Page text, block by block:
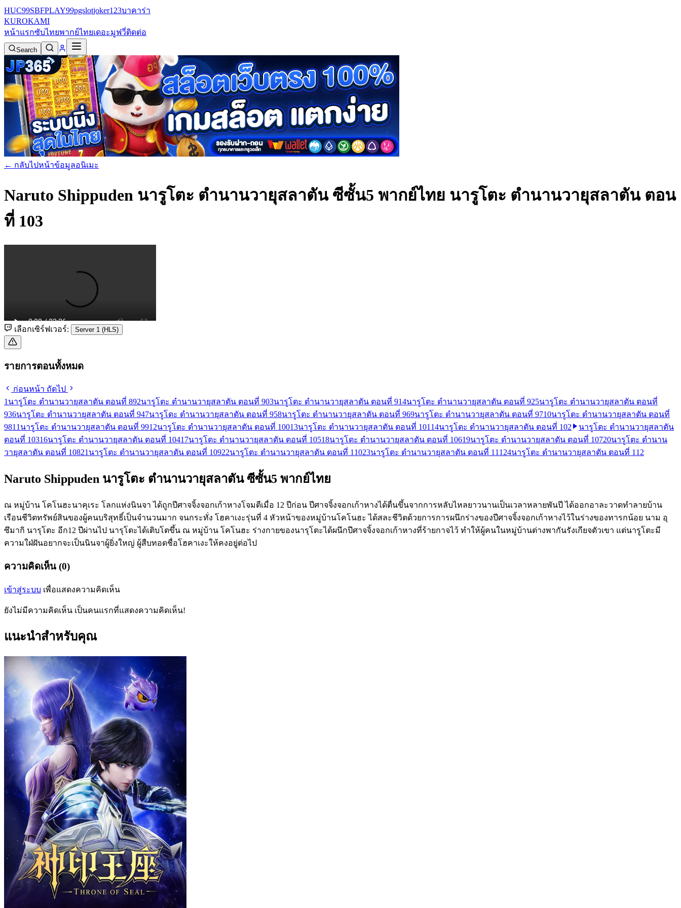
HUC99SBFPLAY99pgslotjoker123บาคาร่า
KUROKAMI
หน้าแรกซับไทยพากย์ไทยเดอะมูฟวี่ติดต่อ
Search
← กลับไปหน้าข้อมูลอนิเมะ
Naruto Shippuden นารูโตะ ตำนานวายุสลาตัน ซีซั้น5 พากย์ไทย นารูโตะ ตำนานวายุสลาตัน ตอน
ที่ 103
เลือกเซิร์ฟเวอร์: Server 1 (HLS)
รายการตอนทั้งหมด
ก่อนหน้า ถัดไป
1 นารูโตะ ตำนานวายุสลาตัน ตอนที่ 892นารูโตะ ตำนานวายุสลาตัน ตอนที่ 903นารูโตะ ตำนานวายุสลาตัน ตอนที่ 914นารูโตะ ตำนานวายุสลาตัน ตอนที่ 925นารูโตะ ตำนานวายุสลาตัน ตอนที่
936นารูโตะ ตำนานวายุสลาตัน ตอนที่ 947นารูโตะ ตำนานวายุสลาตัน ตอนที่ 958นารูโตะ ตำนานวายุสลาตัน ตอนที่ 969นารูโตะ ตำนานวายุสลาตัน ตอนที่ 9710นารูโตะ ตำนานวายุสลาตัน ตอนที่
9811 นารูโตะ ตำนานวายุสลาตัน ตอนที่ 9912นารูโตะ ตำนานวายุสลาตัน ตอนที่ 10013นารูโตะ ตำนานวายุสลาตัน ตอนที่ 101 14นารูโตะ ตำนานวายุสลาตัน ตอนที่ 102
นารูโตะ ตำนานวายุสลาตัน
ตอนที่ 10316นารูโตะ ตำนานวายุสลาตัน ตอนที่ 10417นารูโตะ ตำนานวายุสลาตัน ตอนที่ 10518นารูโตะ ตำนานวายุสลาตัน ตอนที่ 10619นารูโตะ ตำนานวายุสลาตัน ตอนที่ 10720นารูโตะ ตำนาน
วายุสลาตัน ตอนที่ 10821 นารูโตะ ตำนานวายุสลาตัน ตอนที่ 10922นารูโตะ ตำนานวายุสลาตัน ตอนที่ 11023นารูโตะ ตำนานวายุสลาตัน ตอนที่ 111 24นารูโตะ ตำนานวายุสลาตัน ตอนที่ 112
Naruto Shippuden นารูโตะ ตำนานวายุสลาตัน ซีซั้น5 พากย์ไทย
ณ หมู่บ้าน โคโนฮะนาคุเระ โลกแห่งนินจา ได้ถูกปีศาจจิ้งจอกเก้าหางโจมตีเมื่อ 12 ปีก่อน ปีศาจจิ้งจอกเก้าหางได้ตื่นขึ้นจากการหลับไหลยาวนานเป็นเวลาหลายพันปี ได้ออกอาละวาดทำลายบ้าน
เรือนชีวิตทรัพย์สินของผู้คนบริสุทธิ์เป็นจำนวนมาก จนกระทั่ง โฮคาเงะรุ่นที่ 4 หัวหน้าของหมู่บ้านโคโนฮะ ได้สละชีวิตด้วยการการผนึกร่างของปีศาจจิ้งจอกเก้าหางไว้ในร่างของทารกน้อย นาม อุ
ซึมากิ นารุโตะ อีก12 ปีผ่านไป นารุโตะได้เติบโตขึ้น ณ หมู่บ้าน โคโนฮะ ร่างกายของนารุโตะได้ผนึกปีศาจจิ้งจอกเก้าหางที่ร้ายกาจไว้ ทำให้ผู้คนในหมู่บ้านต่างพากันรังเกียจตัวเขา แต่นารูโตะมี
ความใฝ่ฝันอยากจะเป็นนินจาผู้ยิ่งใหญ่ ผู้สืบทอดชื่อโฮคาเงะให้คงอยู่ต่อไป
ความคิดเห็น (0)
เข้าสู่ระบบ เพื่อแสดงความคิดเห็น
ยังไม่มีความคิดเห็น เป็นคนแรกที่แสดงความคิดเห็น!
แนะนำสำหรับคุณ